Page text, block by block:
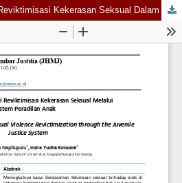
Perlindungan Anak Dari Reviktimisasi Kekerasan Seksual Dalam Perspektif Viktimologi dan Undang Undang Sistem Peradilan Anak